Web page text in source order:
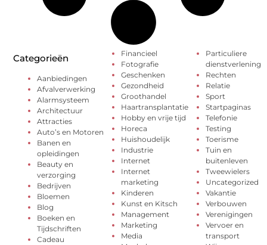
Categorieën
Aanbiedingen
Afvalverwerking
Alarmsysteem
Architectuur
Attracties
Auto’s en Motoren
Banen en
opleidingen
Beauty en
verzorging
Bedrijven
Bloemen
Blog
Boeken en
Tijdschriften
Cadeau
Financieel
Fotografie
Geschenken
Gezondheid
Groothandel
Haartransplantatie
Hobby en vrije tijd
Horeca
Huishoudelijk
Industrie
Internet
Internet
marketing
Kinderen
Kunst en Kitsch
Management
Marketing
Media
Particuliere
dienstverlening
Rechten
Relatie
Sport
Startpaginas
Telefonie
Testing
Toerisme
Tuin en
buitenleven
Tweewielers
Uncategorized
Vakantie
Verbouwen
Verenigingen
Vervoer en
transport